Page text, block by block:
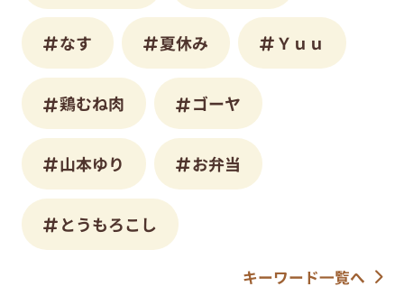
なす 夏休み Ｙｕｕ
鶏むね肉 ゴーヤ
山本ゆり お弁当
とうもろこし
キーワード一覧へ